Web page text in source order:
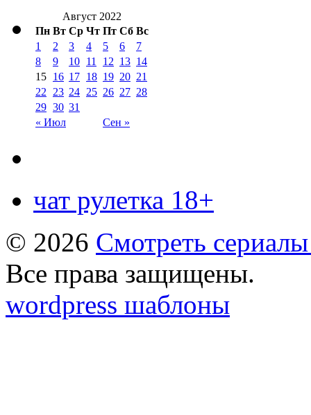
Август 2022
Пн Вт Ср Чт Пт Сб Вс
« Июл Сен »
1 2 3 4 5 6
7
8
9 10 11 12 13 14
15 16 17 18 19 20 21
22
23 24 25 26 27 28
29 30 31
чат рулетка 18+
© 2026 Смотреть
Все права защищены.
wordpress шаблоны